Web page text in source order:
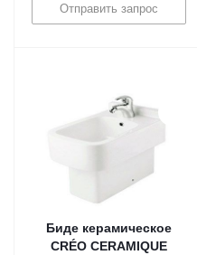
Отправить запрос
Биде керамическое
CRÉO CERAMIQUE